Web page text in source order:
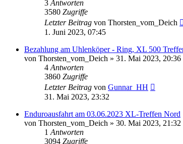
3 Antworten
3580 Zugriffe
Letzter Beitrag von Thorsten_vom_Deich
1. Juni 2023, 07:45
Bezahlung am Uhlenköper - Ring, XL 500
von Thorsten_vom_Deich » 31. Mai 2023, 20:36
4 Antworten
3860 Zugriffe
Letzter Beitrag von Gunnar_HH
31. Mai 2023, 23:32
Enduroausfahrt am 03.06.2023 XL-Treffen Nord
von Thorsten_vom_Deich » 30. Mai 2023, 21:32
1 Antworten
3094 Zugriffe